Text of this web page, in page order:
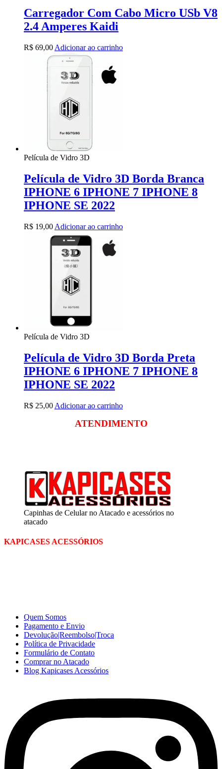
Carregador Com Cabo Micro USb V8
2.4 Amperes Kaidi
R$ 69,00 Adicionar ao carrinho
Película de Vidro 3D
Película de Vidro 3D Borda Branca
IPHONE 6 IPHONE 7 IPHONE 8
IPHONE SE 2022
R$ 19,00 Adicionar ao carrinho
Película de Vidro 3D
Película de Vidro 3D Borda Preta
IPHONE 6 IPHONE 7 IPHONE 8
IPHONE SE 2022
R$ 25,00 Adicionar ao carrinho
ATENDIMENTO
Capinhas de Celular no Atacado e acessórios no
atacado
KAPICASES ACESSÓRIOS
Quem Somos
Pagamento e Envio
Devolução|Reembolso|Troca
Política de Privacidade
Formulário de Contato
Comprar no Atacado
Blog Kapicases Acessórios